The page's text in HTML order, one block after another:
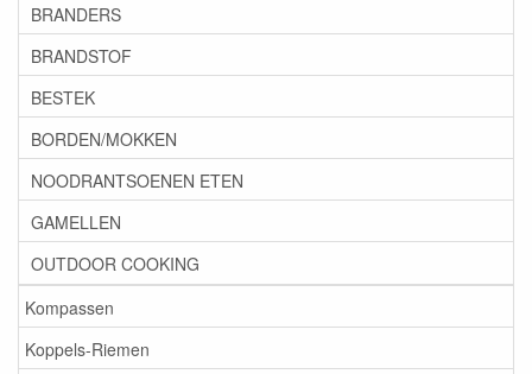
BRANDERS
BRANDSTOF
BESTEK
BORDEN/MOKKEN
NOODRANTSOENEN ETEN
GAMELLEN
OUTDOOR COOKING
Kompassen
Koppels-Riemen